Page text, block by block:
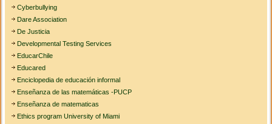
Cyberbullying
Dare Association
De Justicia
Developmental Testing Services
EducarChile
Educared
Enciclopedia de educación informal
Enseñanza de las matemáticas -PUCP
Enseñanza de matematicas
Ethics program University of Miami